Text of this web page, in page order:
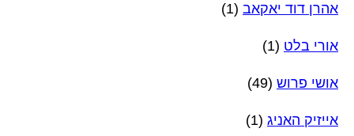
אהרן דוד יאקאב (1)
אורי בלט (1)
אושי פרוש (49)
אייזיק האניג (1)